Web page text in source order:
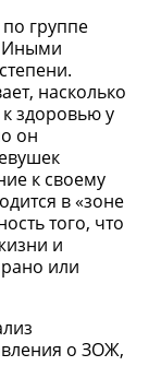
группе
Иными
насколько
здоровью у
он
к своему
в «зоне
того, что
и
или
о ЗОЖ,